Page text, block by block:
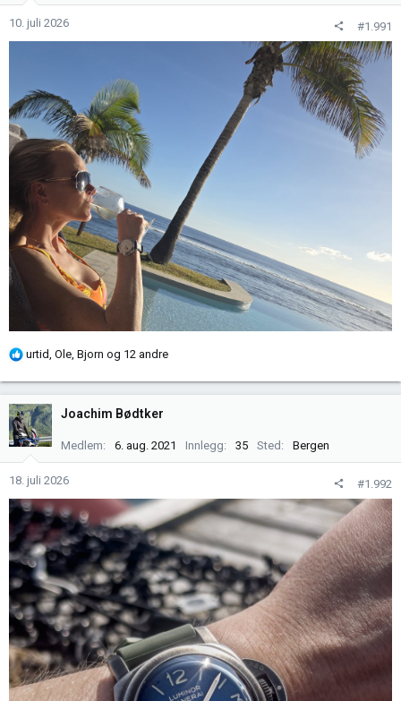
o
n
e
10. juli 2026 #1.991
R
k
s
j
n
e
r
urtid, Ole, Bjorn og 12 andre
Joachim Bødtker
Medlem 6. aug. 2021 Innlegg 35 Sted Bergen
18. juli 2026 #1.992